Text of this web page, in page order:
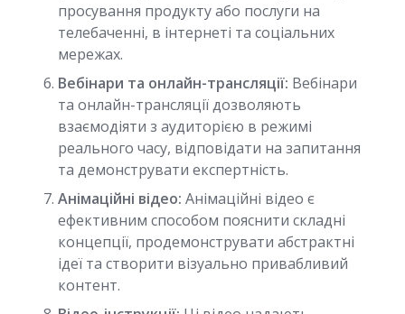
просування продукту або послуги на
телебаченні, в інтернеті та соціальних
мережах.
Вебінари та онлайн-трансляції: Вебінари
та онлайн-трансляції дозволяють
взаємодіяти з аудиторією в режимі
реального часу, відповідати на запитання
та демонструвати експертність.
Анімаційні відео: Анімаційні відео є
ефективним способом пояснити складні
концепції, продемонструвати абстрактні
ідеї та створити візуально привабливий
контент.